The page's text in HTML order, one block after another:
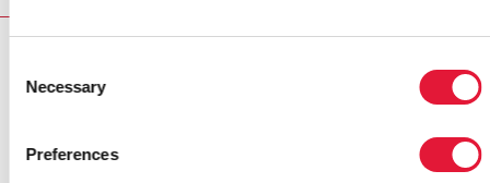
Selection
Necessary
Preferences
DISCOURS
Sommet de l'Union africaine